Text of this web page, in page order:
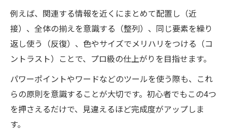
例えば、関連する情報を近くにまとめて配置し（近
接）、全体の揃えを意識する（整列）、同じ要素を繰り
返し使う（反復）、色やサイズでメリハリをつける（コ
ントラスト）ことで、プロ級の仕上がりを目指せます。
パワーポイントやワードなどのツールを使う際も、これ
らの原則を意識することが大切です。初心者でもこの4つ
を押さえるだけで、見違えるほど完成度がアップしま
す。